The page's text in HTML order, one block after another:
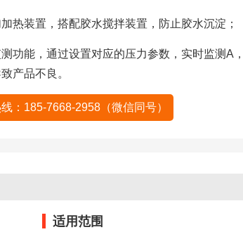
热装置，搭配胶水搅拌装置，防止胶水沉淀；
功能，通过设置对应的压力参数，实时监测A
产品不良。
：185-7668-2958（微信同号）
适用范围